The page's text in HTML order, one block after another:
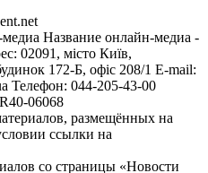
Название онлайн-медиа -
02091, місто Київ,
172-Б, офіс 208/1 E-mail:
Телефон: 044-205-43-00
06068
размещённых на
ссылки на
со страницы «Новости